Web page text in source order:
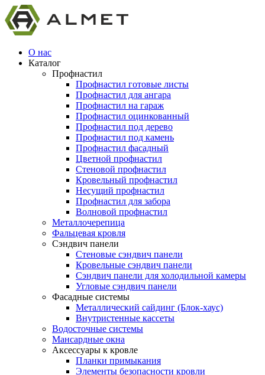
О нас
Каталог
Профнастил
Профнастил готовые листы
Профнастил для ангара
Профнастил на гараж
Профнастил оцинкованный
Профнастил под дерево
Профнастил под камень
Профнастил фасадный
Цветной профнастил
Стеновой профнастил
Кровельный профнастил
Несущий профнастил
Профнастил для забора
Волновой профнастил
Металлочерепица
Фальцевая кровля
Сэндвич панели
Стеновые сэндвич панели
Кровельные сэндвич панели
Сэндвич панели для холодильной камеры
Угловые сэндвич панели
Фасадные системы
Металлический сайдинг (Блок-хаус)
Внутристенные кассеты
Водосточные системы
Мансардные окна
Аксессуары к кровле
Планки примыкания
Элементы безопасности кровли